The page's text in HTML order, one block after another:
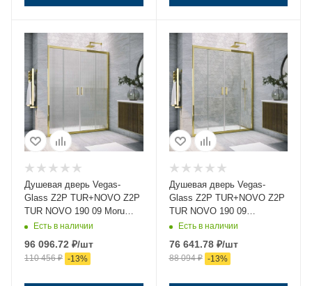
Душевая дверь Vegas-
Glass Z2P TUR+NOVO Z2P
TUR NOVO 190 09 Moru
190х200 стекло рифленое
профиль золото
Есть в наличии
96 096.72 ₽/шт
110 456₽ -13%
Душевая дверь Vegas-
Glass Z2P TUR+NOVO Z2P
TUR NOVO 190 09
crystalvision 190х200
стекло прозрачное
профиль золото
Есть в наличии
76 641.78₽/шт
88 094₽ -13%